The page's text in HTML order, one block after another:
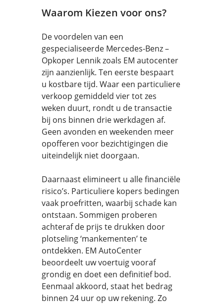
Waarom Kiezen voor ons?
De voordelen van een
gespecialiseerde Mercedes-Benz –
Opkoper Lennik zoals EM autocenter
zijn aanzienlijk. Ten eerste bespaart
u kostbare tijd. Waar een particuliere
verkoop gemiddeld vier tot zes
weken duurt, rondt u de transactie
bij ons binnen drie werkdagen af.
Geen avonden en weekenden meer
opofferen voor bezichtigingen die
uiteindelijk niet doorgaan.
Daarnaast elimineert u alle financiële
risico’s. Particuliere kopers bedingen
vaak proefritten, waarbij schade kan
ontstaan. Sommigen proberen
achteraf de prijs te drukken door
plotseling ‘mankementen’ te
ontdekken. EM AutoCenter
beoordeelt uw voertuig vooraf
grondig en doet een definitief bod.
Eenmaal akkoord, staat het bedrag
binnen 24 uur op uw rekening. Zo